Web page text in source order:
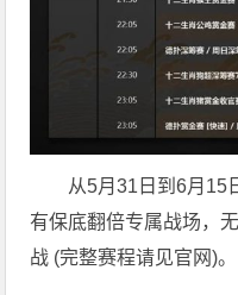
从5月31日到6月15
有保底翻倍专属战场，
战 (完整赛程请见官网)。